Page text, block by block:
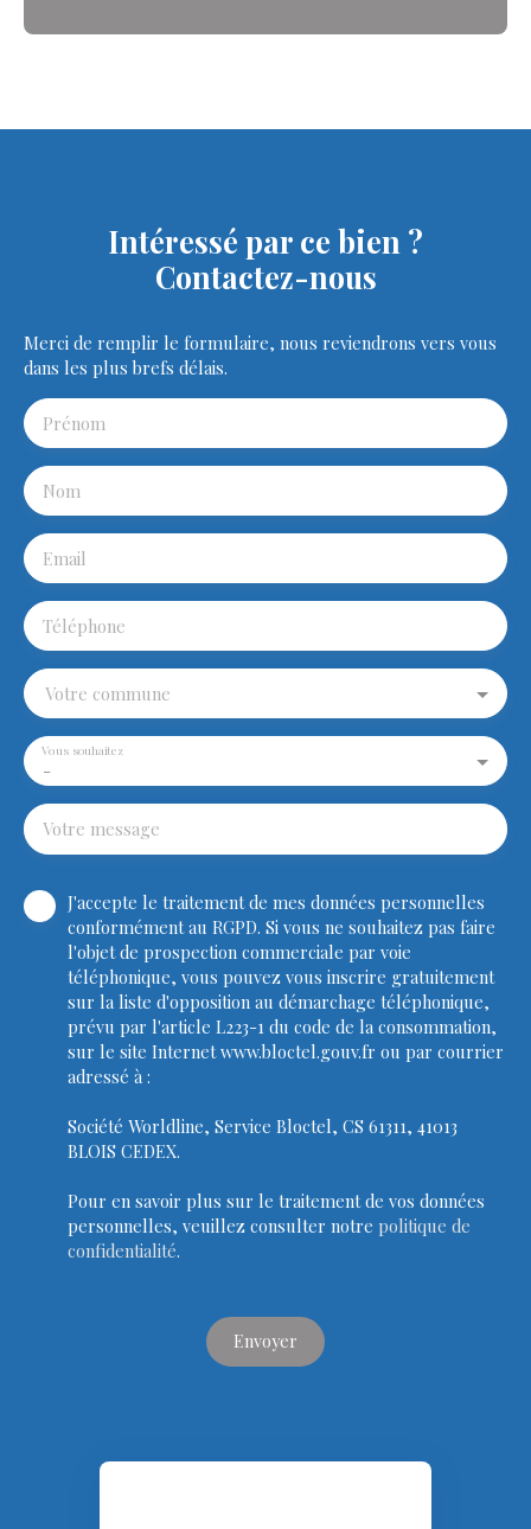
Intéressé par ce bien ?
Contactez-nous
Merci de remplir le formulaire, nous reviendrons vers vous
dans les plus brefs délais.
Prénom
Nom
Email
Téléphone
Votre commune
-
Vous souhaitez
Votre message
J'accepte le traitement de mes données personnelles
conformément au RGPD. Si vous ne souhaitez pas faire
l'objet de prospection commerciale par voie
téléphonique, vous pouvez vous inscrire gratuitement
sur la liste d'opposition au démarchage téléphonique,
prévu par l'article L223-1 du code de la consommation,
sur le site Internet www.bloctel.gouv.fr ou par courrier
adressé à :
Société Worldline, Service Bloctel, CS 61311, 41013
BLOIS CEDEX.
Pour en savoir plus sur le traitement de vos données
personnelles, veuillez consulter notre politique de
confidentialité.
Envoyer